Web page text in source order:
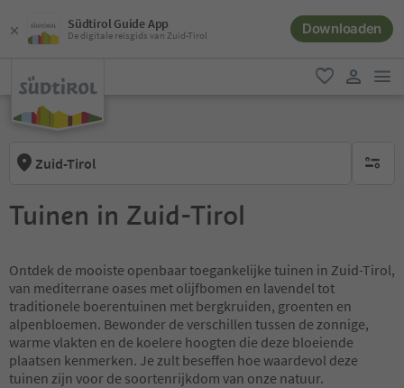
Südtirol Guide App
De digitale reisgids van Zuid-Tirol Downloaden
favoriet
Zuid-Tirol geen
Tuinen in Zuid-Tirol
Ontdek de mooiste openbaar toegankelijke tuinen in Zuid-Tirol,
van mediterrane oases met olijfbomen en lavendel tot
traditionele boerentuinen met bergkruiden, groenten en
alpenbloemen. Bewonder de verschillen tussen de zonnige,
warme vlakten en de koelere hoogten die deze bloeiende
plaatsen kenmerken. Je zult beseffen hoe waardevol deze
tuinen zijn voor de soortenrijkdom van onze natuur.